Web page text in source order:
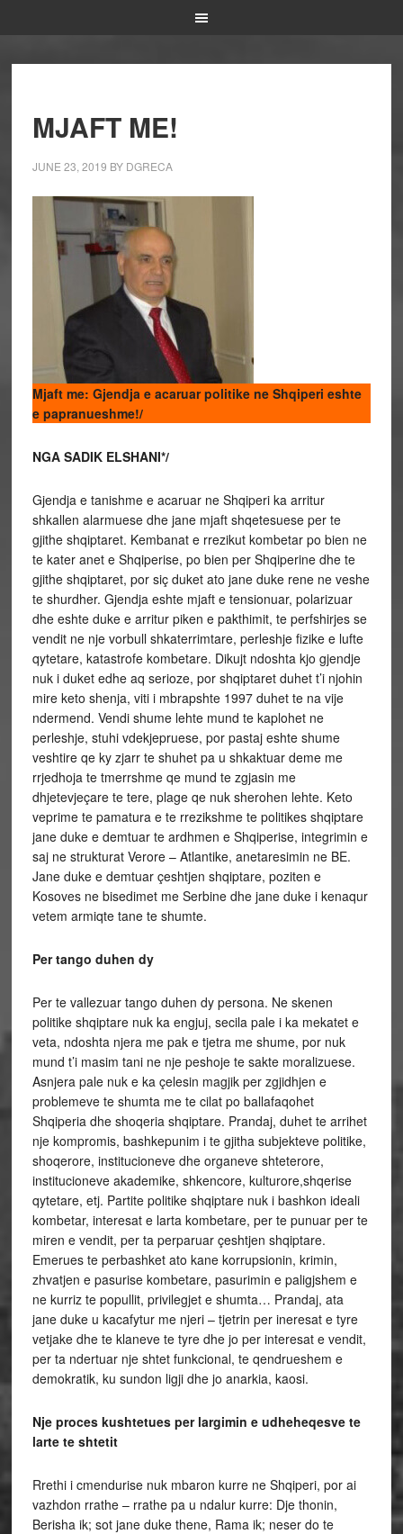
MJAFT ME!
JUNE 23, 2019 BY DGRECA
Mjaft me: Gjendja e acaruar politike ne Shqiperi eshte
e papranueshme!/
NGA SADIK ELSHANI*/
Gjendja e tanishme e acaruar ne Shqiperi ka arritur
shkallen alarmuese dhe jane mjaft shqetesuese per te
gjithe shqiptaret. Kembanat e rrezikut kombetar po bien ne
te kater anet e Shqiperise, po bien per Shqiperine dhe te
gjithe shqiptaret, por siç duket ato jane duke rene ne veshe
te shurdher. Gjendja eshte mjaft e tensionuar, polarizuar
dhe eshte duke e arritur piken e pakthimit, te perfshirjes se
vendit ne nje vorbull shkaterrimtare, perleshje fizike e lufte
qytetare, katastrofe kombetare. Dikujt ndoshta kjo gjendje
nuk i duket edhe aq serioze, por shqiptaret duhet t’i njohin
mire keto shenja, viti i mbrapshte 1997 duhet te na vije
ndermend. Vendi shume lehte mund te kaplohet ne
perleshje, stuhi vdekjepruese, por pastaj eshte shume
veshtire qe ky zjarr te shuhet pa u shkaktuar deme me
rrjedhoja te tmerrshme qe mund te zgjasin me
dhjetevjeçare te tere, plage qe nuk sherohen lehte. Keto
veprime te pamatura e te rrezikshme te politikes shqiptare
jane duke e demtuar te ardhmen e Shqiperise, integrimin e
saj ne strukturat Verore – Atlantike, anetaresimin ne BE.
Jane duke e demtuar çeshtjen shqiptare, poziten e
Kosoves ne bisedimet me Serbine dhe jane duke i kenaqur
vetem armiqte tane te shumte.
Per tango duhen dy
Per te vallezuar tango duhen dy persona. Ne skenen
politike shqiptare nuk ka engjuj, secila pale i ka mekatet e
veta, ndoshta njera me pak e tjetra me shume, por nuk
mund t’i masim tani ne nje peshoje te sakte moralizuese.
Asnjera pale nuk e ka çelesin magjik per zgjidhjen e
problemeve te shumta me te cilat po ballafaqohet
Shqiperia dhe shoqeria shqiptare. Prandaj, duhet te arrihet
nje kompromis, bashkepunim i te gjitha subjekteve politike,
shoqerore, institucioneve dhe organeve shteterore,
institucioneve akademike, shkencore, kulturore,shqerise
qytetare, etj. Partite politike shqiptare nuk i bashkon ideali
kombetar, interesat e larta kombetare, per te punuar per te
miren e vendit, per ta perparuar çeshtjen shqiptare.
Emerues te perbashket ato kane korrupsionin, krimin,
zhvatjen e pasurise kombetare, pasurimin e paligjshem e
ne kurriz te popullit, privilegjet e shumta… Prandaj, ata
jane duke u kacafytur me njeri – tjetrin per ineresat e tyre
vetjake dhe te klaneve te tyre dhe jo per interesat e vendit,
per ta ndertuar nje shtet funkcional, te qendrueshem e
demokratik, ku sundon ligji dhe jo anarkia, kaosi.
Nje proces kushtetues per largimin e udheheqesve te
larte te shtetit
Rrethi i cmendurise nuk mbaron kurre ne Shqiperi, por ai
vazhdon rrathe – rrathe pa u ndalur kurre: Dje thonin,
Berisha ik; sot jane duke thene, Rama ik; neser do te